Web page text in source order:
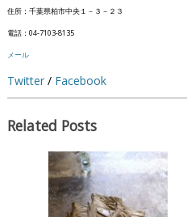
住所：千葉県柏市中央１－３－２３
電話：04-7103-8135
メール
Twitter/ Facebook
Related Posts